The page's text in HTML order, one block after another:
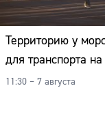
Территорию у
для транспорта
11:30 – 7 августа